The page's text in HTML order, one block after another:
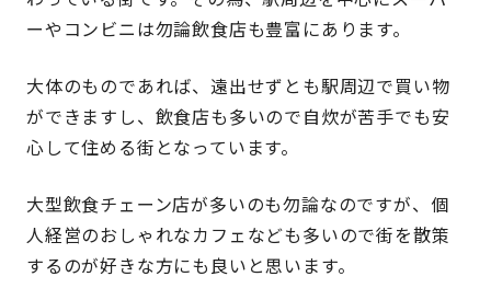
ーやコンビニは勿論飲食店も豊富にあります。
大体のものであれば、遠出せずとも駅周辺で買い物
ができますし、飲食店も多いので自炊が苦手でも安
心して住める街となっています。
大型飲食チェーン店が多いのも勿論なのですが、個
人経営のおしゃれなカフェなども多いので街を散策
するのが好きな方にも良いと思います。